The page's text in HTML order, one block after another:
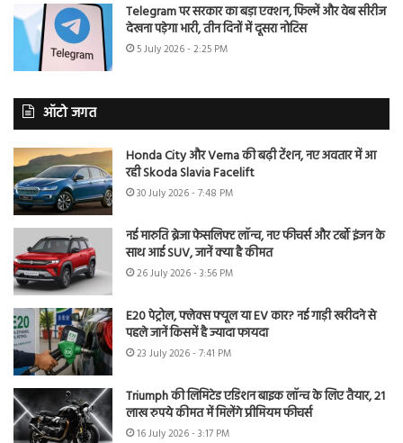
Telegram पर सरकार का बड़ा एक्शन, फिल्में और वेब सीरीज
देखना पड़ेगा भारी, तीन दिनों में दूसरा नोटिस
5 July 2026 - 2:25 PM
ऑटो जगत
Honda City और Verna की बढ़ी टेंशन, नए अवतार में आ
रही Skoda Slavia Facelift
30 July 2026 - 7:48 PM
नई मारुति ब्रेजा फेसलिफ्ट लॉन्च, नए फीचर्स और टर्बो इंजन के
साथ आई SUV, जानें क्या है कीमत
26 July 2026 - 3:56 PM
E20 पेट्रोल, फ्लेक्स फ्यूल या EV कार? नई गाड़ी खरीदने से
पहले जानें किसमें है ज्यादा फायदा
23 July 2026 - 7:41 PM
Triumph की लिमिटेड एडिशन बाइक लॉन्च के लिए तैयार, 21
लाख रुपये कीमत में मिलेंगे प्रीमियम फीचर्स
16 July 2026 - 3:17 PM